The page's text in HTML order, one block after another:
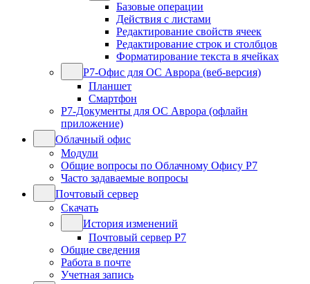
Базовые операции
Действия с листами
Редактирование свойств ячеек
Редактирование строк и столбцов
Форматирование текста в ячейках
Р7-Офис для ОС Аврора (веб-версия)
Планшет
Смартфон
Р7-Документы для ОС Аврора (офлайн
приложение)
Облачный офис
Модули
Общие вопросы по Облачному Офису Р7
Часто задаваемые вопросы
Почтовый сервер
Скачать
История изменений
Почтовый сервер Р7
Общие сведения
Работа в почте
Учетная запись